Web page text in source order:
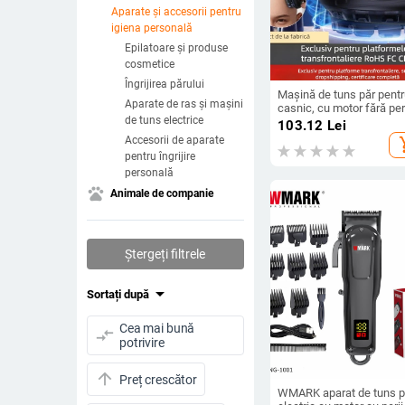
Aparate și accesorii pentru
igiena personală
Epilatoare și produse
cosmetice
Îngrijirea părului
Aparate de ras și mașini
de tuns electrice
Accesorii de aparate
pentru îngrijire
personală
pets Animale de companie
Ștergeți filtrele
Sortați după arrow_drop_down
compare_arrows Cea mai bună
potrivire
arrow_upward Preț crescător
Mașină de tuns păr
casnic, cu motor fără
alimentare prin încărcare,
lame din oțel inoxidabil,
complet lavabilă,
pentru animale de
103.12 Lei
WMARK aparat de tuns